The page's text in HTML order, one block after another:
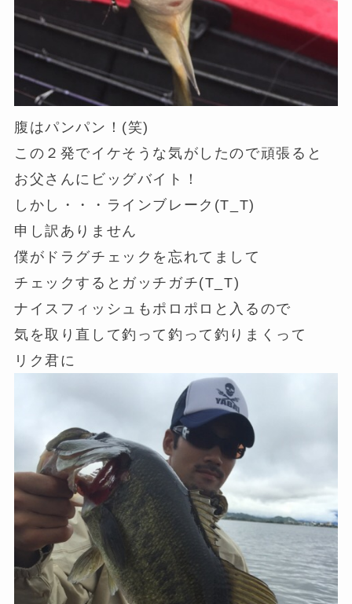
腹はパンパン！(笑)
この２発でイケそうな気がしたので頑張ると
お父さんにビッグバイト！
しかし・・・ラインブレーク(T_T)
申し訳ありません
僕がドラグチェックを忘れてまして
チェックするとガッチガチ(T_T)
ナイスフィッシュもポロポロと入るので
気を取り直して釣って釣って釣りまくって
リク君に